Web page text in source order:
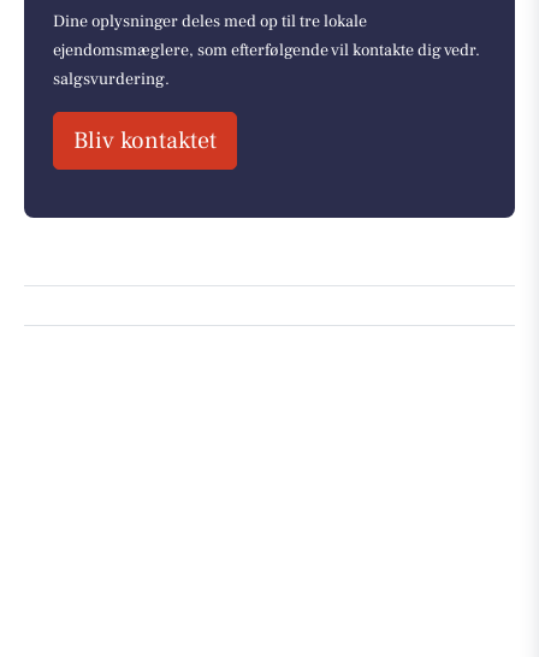
Dine oplysninger deles med op til tre lokale
ejendomsmæglere, som efterfølgende vil kontakte dig vedr.
salgsvurdering.
Bliv kontaktet